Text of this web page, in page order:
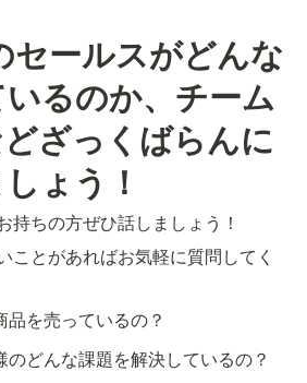
セールスがどんな
るのか、チーム
ざっくばらんに
ょう！
持ちの方ぜひ話しましょう！
ことがあればお気軽に質問してく
を売っているの？
のどんな課題を解決しているの？